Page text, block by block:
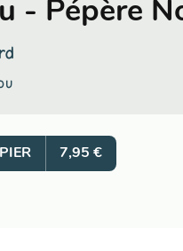
- Pépère
7,95 €